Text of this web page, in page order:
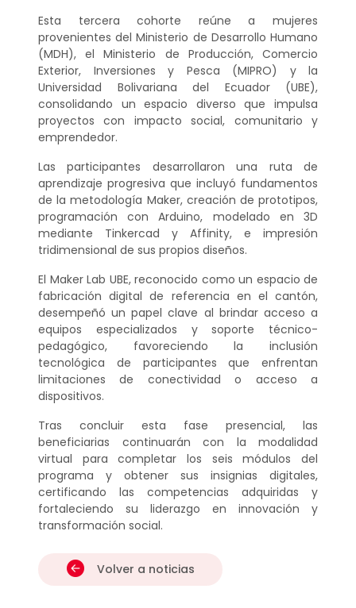
Esta tercera cohorte reúne a mujeres
provenientes del Ministerio de Desarrollo Humano
(MDH), el Ministerio de Producción, Comercio
Exterior, Inversiones y Pesca (MIPRO) y la
Universidad Bolivariana del Ecuador (UBE),
consolidando un espacio diverso que impulsa
proyectos con impacto social, comunitario y
emprendedor.
Las participantes desarrollaron una ruta de
aprendizaje progresiva que incluyó fundamentos
de la metodología Maker, creación de prototipos,
programación con Arduino, modelado en 3D
mediante Tinkercad y Affinity, e impresión
tridimensional de sus propios diseños.
El Maker Lab UBE, reconocido como un espacio de
fabricación digital de referencia en el cantón,
desempeñó un papel clave al brindar acceso a
equipos especializados y soporte técnico-
pedagógico, favoreciendo la inclusión
tecnológica de participantes que enfrentan
limitaciones de conectividad o acceso a
dispositivos.
Tras concluir esta fase presencial, las
beneficiarias continuarán con la modalidad
virtual para completar los seis módulos del
programa y obtener sus insignias digitales,
certificando las competencias adquiridas y
fortaleciendo su liderazgo en innovación y
transformación social.
Volver a noticias